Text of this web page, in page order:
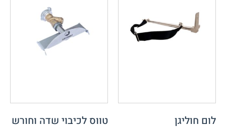
לום חוליגן טווס לכיבוי שדה וחורש